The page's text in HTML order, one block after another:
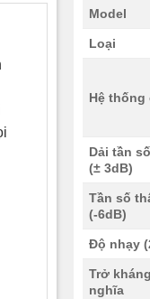
Model
Loại
Hệ thống
Dải tần
(± 3dB)
Tần số
(-6dB)
Độ nhạy
Trở
nghĩa